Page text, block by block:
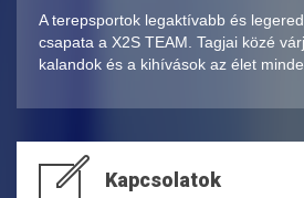
A terepsportok legaktívabb és
csapata a X2S TEAM. Tagjai közé
kalandok és a kihívások az élet
Kapcsolatok